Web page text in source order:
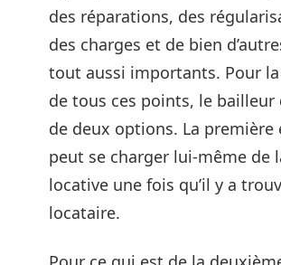
des réparations, des
des charges et de bien
tout aussi importants. Pour
de tous ces points, le bailleur
de deux options. La première
peut se charger lui-même de
locative une fois qu’il y a
locataire.